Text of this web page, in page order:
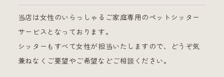
当店は女性のいらっしゃるご家庭専用のペットシッター
サービスとなっております。
シッターもすべて女性が担当いたしますので、どうぞ気
兼ねなくご要望やご希望などご相談ください。